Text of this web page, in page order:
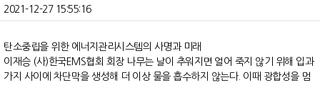
2021-12-27 15:55:16
탄소중립을 위한 에너지관리시스템의 사명과 미래
이재승 (사)한국EMS협회 회장 나무는 날이 추워지면 얼어 죽지 않기 위해 입과
가지 사이에 차단막을 생성해 더 이상 물을 흡수하지 않는다. 이때 광합성을 멈